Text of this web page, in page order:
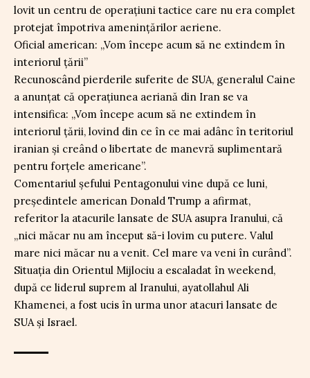
lovit un centru de operațiuni tactice care nu era complet
protejat împotriva amenințărilor aeriene.
Oficial american: „Vom începe acum să ne extindem în
interiorul țării”
Recunoscând pierderile suferite de SUA, generalul Caine
a anunțat că operațiunea aeriană din Iran se va
intensifica: „Vom începe acum să ne extindem în
interiorul țării, lovind din ce în ce mai adânc în teritoriul
iranian și creând o libertate de manevră suplimentară
pentru forțele americane”.
Comentariul șefului Pentagonului vine după ce luni,
președintele american Donald Trump a afirmat,
referitor la atacurile lansate de SUA asupra Iranului, că
„nici măcar nu am început să-i lovim cu putere. Valul
mare nici măcar nu a venit. Cel mare va veni în curând”.
Situația din Orientul Mijlociu a escaladat în weekend,
după ce liderul suprem al Iranului, ayatollahul Ali
Khamenei, a fost ucis în urma unor atacuri lansate de
SUA și Israel.